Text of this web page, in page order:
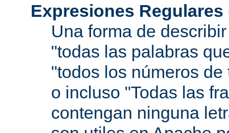
Expresiones Regulares
Una forma de
"todas las palabras
"todos los números
o incluso "Todas las
contengan ninguna